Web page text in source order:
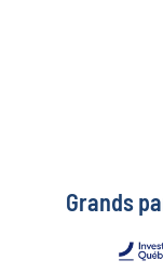
Grands